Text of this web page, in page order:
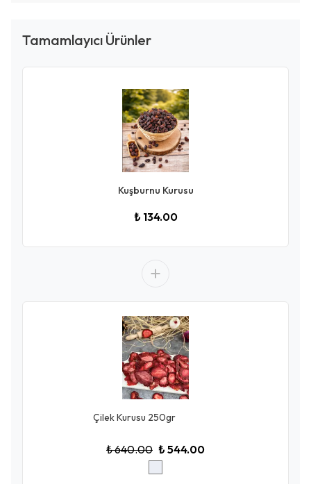
Tamamlayıcı Ürünler
Kuşburnu Kurusu
₺ 134.00
Çilek Kurusu 250gr
₺ 640.00 ₺ 544.00